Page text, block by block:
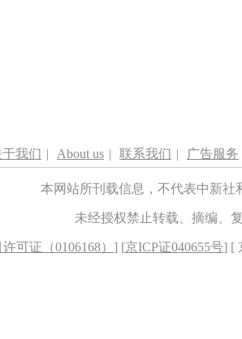
于我们 | About us | 联系我们 | 广告服务
本网站所刊载信息，不代表中新
未经授权禁止转载、摘编、
可证（0106168） ] [京ICP证040655号] [